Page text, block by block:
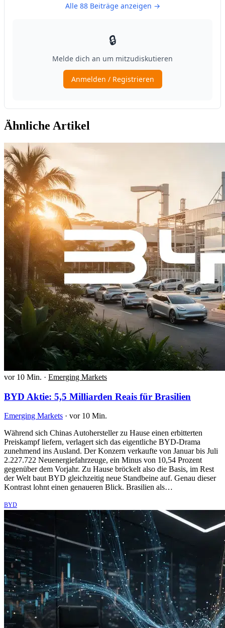
Ähnliche Artikel
vor 10 Min. · Emerging Markets
BYD Aktie: 5,5 Milliarden Reais für Brasilien
Emerging Markets · vor 10 Min.
Während sich Chinas Autohersteller zu Hause einen erbitterten
Preiskampf liefern, verlagert sich das eigentliche BYD-Drama
zunehmend ins Ausland. Der Konzern verkaufte von Januar bis Juli
2.227.722 Neuenergiefahrzeuge, ein Minus von 10,54 Prozent
gegenüber dem Vorjahr. Zu Hause bröckelt also die Basis, im Rest
der Welt baut BYD gleichzeitig neue Standbeine auf. Genau dieser
Kontrast lohnt einen genaueren Blick. Brasilien als…
BYD